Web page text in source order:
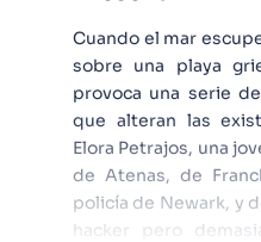
Cuando el mar
sobre una playa
provoca una serie
que alteran las
Elora Petrajos, una
de Atenas, de
policía de Newark, y
hacker pero